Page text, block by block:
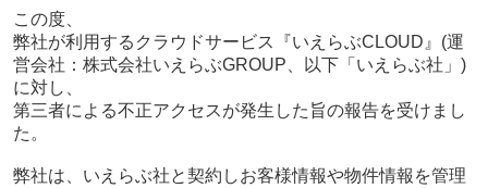
この度、
弊社が利用するクラウドサービス『いえらぶCLOUD』(運
営会社：株式会社いえらぶGROUP、以下「いえらぶ社」)
に対し、
第三者による不正アクセスが発生した旨の報告を受けまし
た。
弊社は、いえらぶ社と契約しお客様情報や物件情報を管理